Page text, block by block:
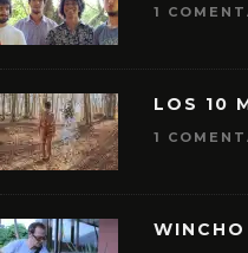
1
LOS 10
1